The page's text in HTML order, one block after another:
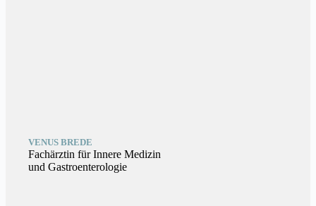
VENUS BREDE
Fachärztin für Innere Medizin
und Gastroenterologie